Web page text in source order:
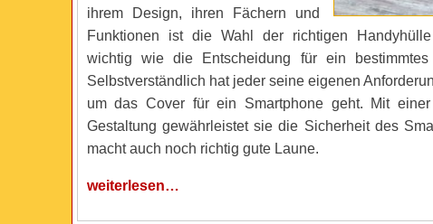
ihrem Design, ihren Fächern und
Funktionen ist die Wahl der richtigen
wichtig wie die Entscheidung für ein bestimmtes
Selbstverständlich hat jeder seine eigenen
um das Cover für ein Smartphone geht. Mit einer
Gestaltung gewährleistet sie die Sicherheit des
macht auch noch richtig gute Laune.
weiterlesen…